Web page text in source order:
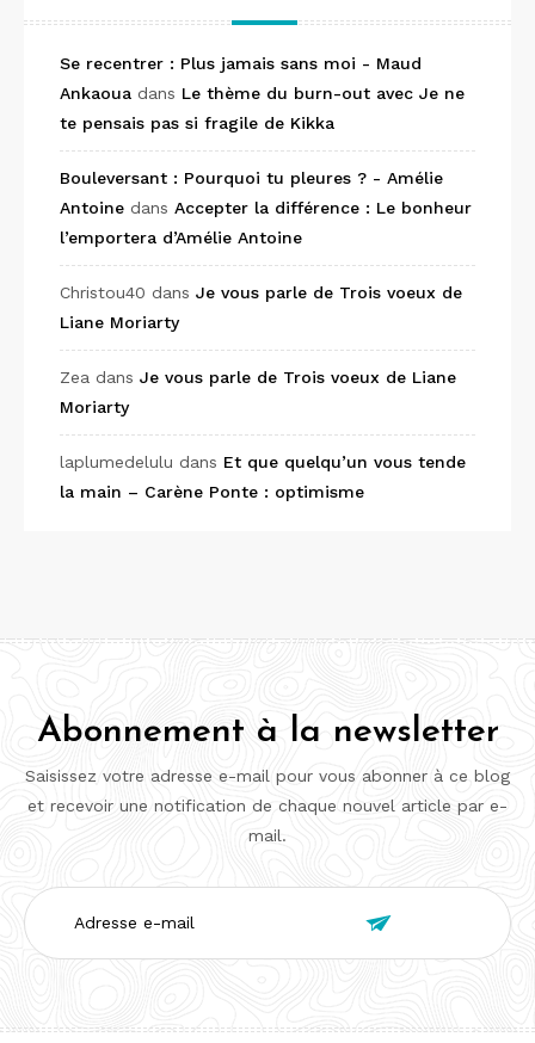
Se recentrer : Plus jamais sans moi - Maud
Ankaoua dans Le thème du burn-out avec Je ne
te pensais pas si fragile de Kikka
Bouleversant : Pourquoi tu pleures ? - Amélie
Antoine dans Accepter la différence : Le bonheur
l’emportera d’Amélie Antoine
Christou40 dans Je vous parle de Trois voeux de
Liane Moriarty
Zea dans Je vous parle de Trois voeux de Liane
Moriarty
laplumedelulu dans Et que quelqu’un vous tende
la main – Carène Ponte : optimisme
Abonnement à la newsletter
Saisissez votre adresse e-mail pour vous abonner à ce blog
et recevoir une notification de chaque nouvel article par e-
mail.
Adresse
e-
mail
